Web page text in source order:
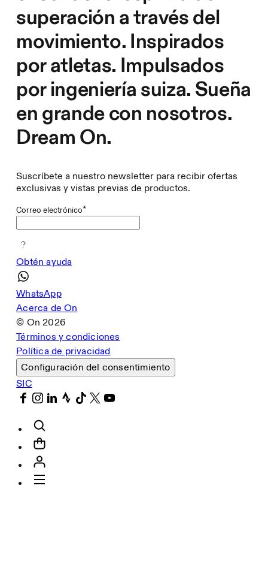
superación a través del
movimiento. Inspirados
por atletas. Impulsados
por ingeniería suiza. Sueña
en grande con nosotros.
Dream On.
Suscríbete a nuestro newsletter para recibir ofertas
exclusivas y vistas previas de productos.
Correo electrónico*
Obtén ayuda
WhatsApp
Acerca de On
© On2026
Términos y condiciones
Política de privacidad
Configuración del consentimiento
SIC